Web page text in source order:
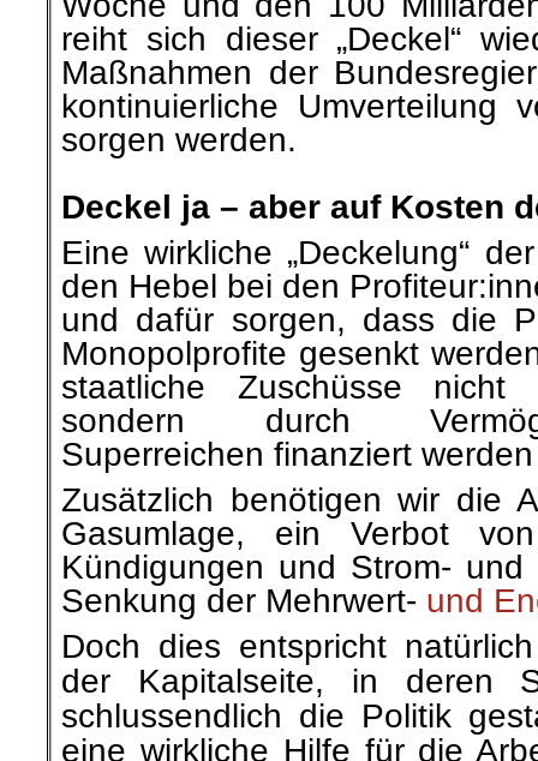
reiht sich dieser „Deckel“
Maßnahmen der
kontinuierliche Umverteilung
sorgen werden.
Deckel ja – aber auf Kosten
Eine wirkliche „Deckelung“
den Hebel bei den
und dafür sorgen, dass die
Monopolprofite gesenkt
staatliche Zuschüsse
sondern durch
Superreichen finanziert
Zusätzlich benötigen wir die
Gasumlage, ein Verbot von
Kündigungen und Strom-
Senkung der Mehrwert- und
Doch dies entspricht
der Kapitalseite, in deren
schlussendlich die Politik
eine wirkliche Hilfe für die